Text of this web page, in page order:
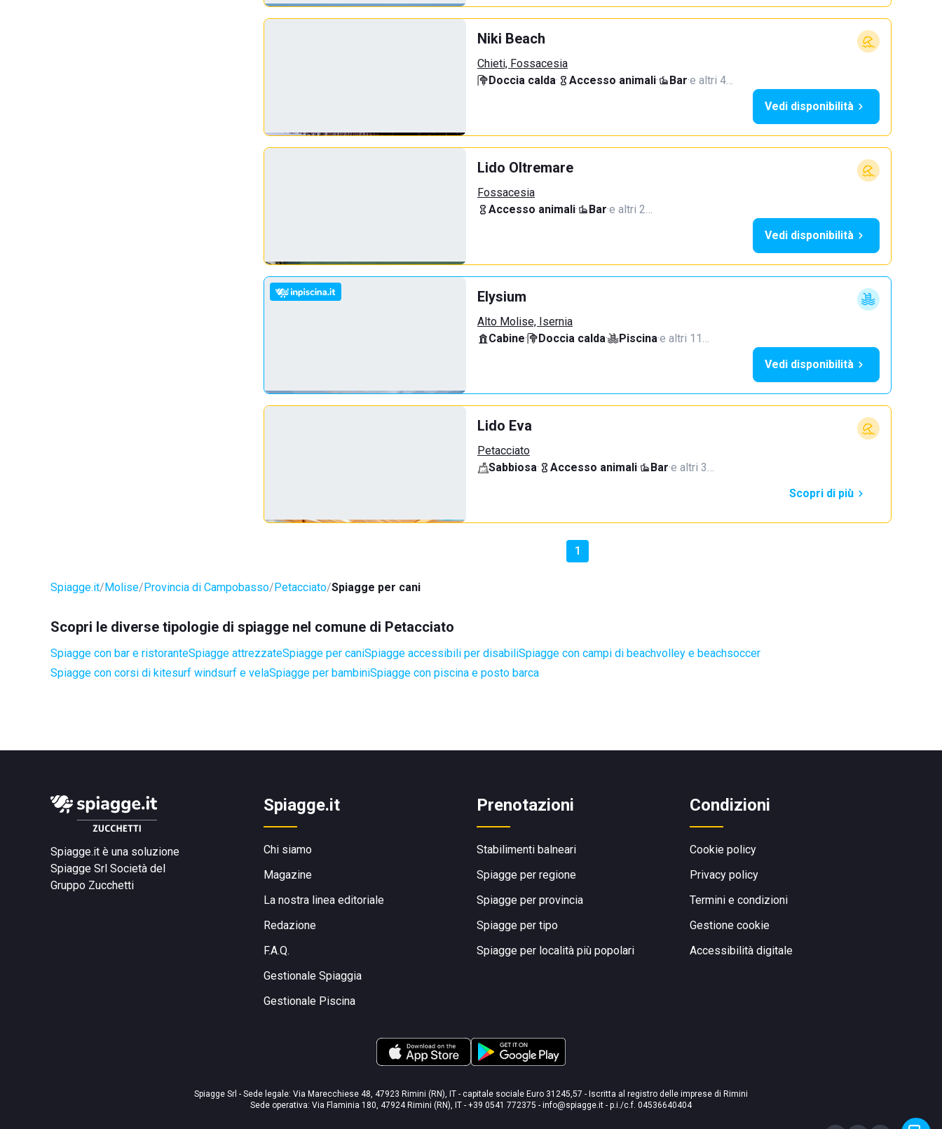
Niki Beach
Chieti, Fossacesia
Doccia calda· Accesso animali· Bar·e altri 4…
Vedi disponibilità
Lido Oltremare
Fossacesia
Accesso animali· Bar·e altri 2…
Vedi disponibilità
Elysium
Alto Molise, Isernia
Cabine· Doccia calda· Piscina·e altri 11…
Vedi disponibilità
Lido Eva
Petacciato
Sabbiosa· Accesso animali· Bar·e altri 3…
Scopri di più
1
Spiagge.it Molise Provincia di Campobasso Petacciato Spiagge per cani
Scopri le diverse tipologie di spiagge nel comune di Petacciato
Spiagge con bar e ristoranteSpiagge attrezzateSpiagge per caniSpiagge accessibili per disabiliSpiagge con campi di beachvolley e beachsoccer
Spiagge con corsi di kitesurf windsurf e velaSpiagge per bambiniSpiagge con piscina e posto barca
Spiagge.it è una soluzione
Spiagge Srl Società del
Gruppo Zucchetti
Spiagge.it
Chi siamo
Magazine
La nostra linea editoriale
Redazione
F.A.Q.
Gestionale Spiaggia
Gestionale Piscina
Prenotazioni
Stabilimenti balneari
Spiagge per regione
Spiagge per provincia
Spiagge per tipo
Spiagge per località più popolari
Condizioni
Cookie policy
Privacy policy
Termini e condizioni
Gestione cookie
Accessibilità digitale
Spiagge Srl - Sede legale: Via Marecchiese 48, 47923 Rimini (RN), IT - capitale sociale Euro 31245,57 - Iscritta al registro delle imprese di Rimini
Sede operativa: Via Flaminia 180, 47924 Rimini (RN), IT - +39 0541 772375 - info@spiagge.it - p.i./c.f. 04536640404